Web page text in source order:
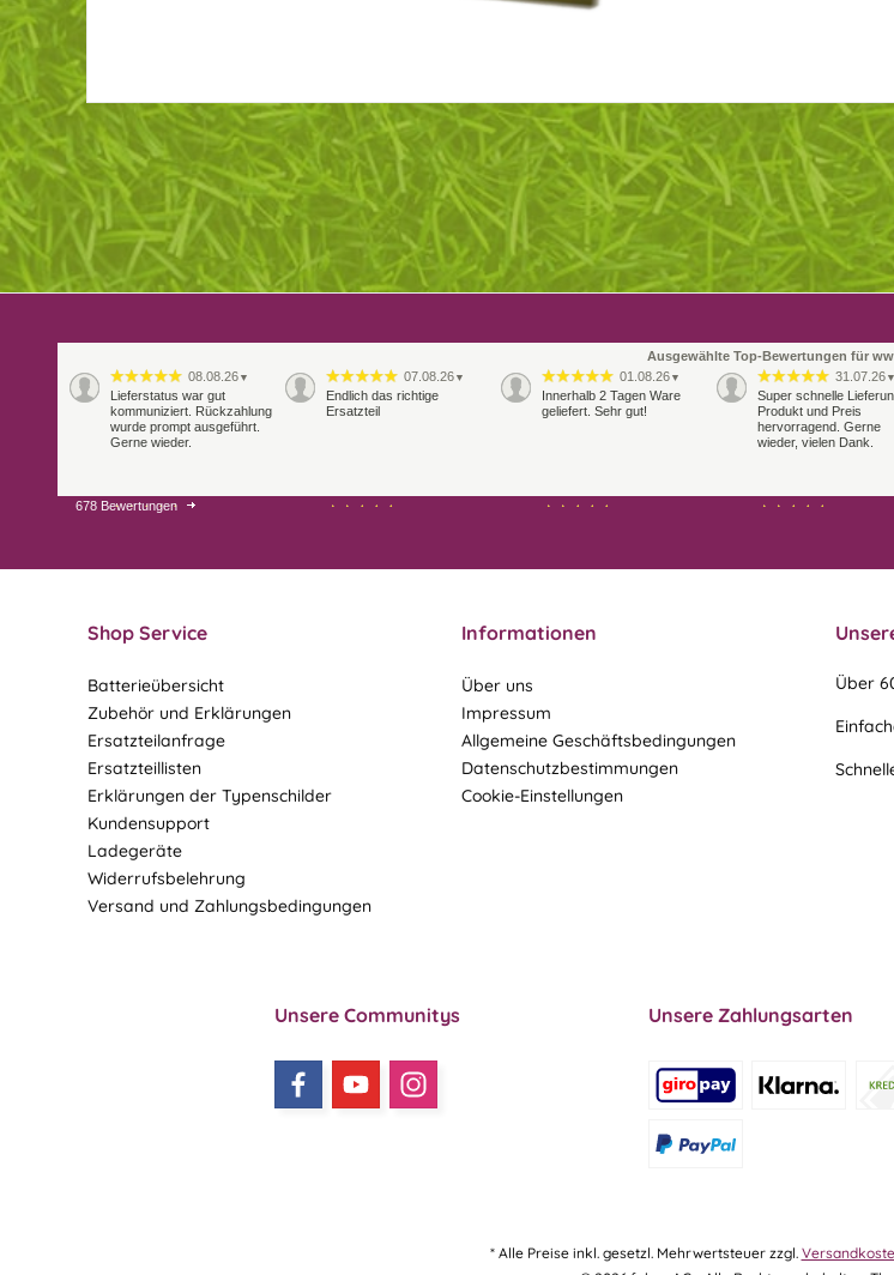
Ausgewählte Top-Bewertungen für
08.08.26 ▼
Lieferstatus war gut
kommuniziert. Rückzahlung
wurde prompt ausgeführt.
Gerne wieder.
07.08.26 ▼
Endlich das richtige
Ersatzteil
01.08.26 ▼
Innerhalb 2 Tagen Ware
geliefert. Sehr gut!
31.07.26 ▼
Super schnelle
Produkt und Preis
hervorragend. Gerne
wieder, vielen Dank.
29.07.26
678 Bewertungen
Shop Service
Batterieübersicht
Zubehör und Erklärungen
Ersatzteilanfrage
Ersatzteillisten
Erklärungen der Typenschilder
Kundensupport
Ladegeräte
Widerrufsbelehrung
Versand und Zahlungsbedingungen
Informationen
Über uns
Impressum
Allgemeine Geschäftsbedingungen
Datenschutzbestimmungen
Cookie-Einstellungen
Über
Unsere Communitys Unsere Zahlungsarten
* Alle Preise inkl. gesetzl. Mehrwertsteuer zzgl.